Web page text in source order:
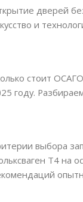
дверей
и
стоит
году.
выбора
Т4 на